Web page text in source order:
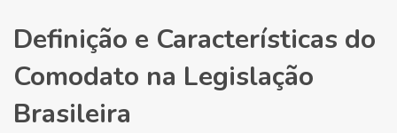
Definição e Características do
Comodato na Legislação
Brasileira